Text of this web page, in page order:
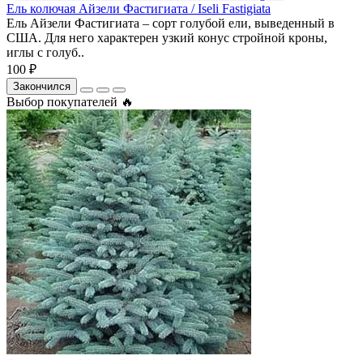
Ель колючая Айзели Фастигиата / Iseli Fastigiata
Ель Айзели Фастигиата – сорт голубой ели, выведенный в
США. Для него характерен узкий конус стройной кроны,
иглы с голуб..
100 ₽
Закончился
Выбор покупателей 🔥